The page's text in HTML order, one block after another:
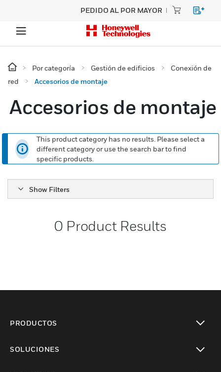
PEDIDO AL POR MAYOR
Por categoría Gestión de edificios
Conexión de
red
Accesorios de montaje
Accesorios de montaje
This product category has no results. Please select a
different category or use the search bar to find
specific products.
Show Filters
0 Product Results
PRODUCTOS
SOLUCIONES